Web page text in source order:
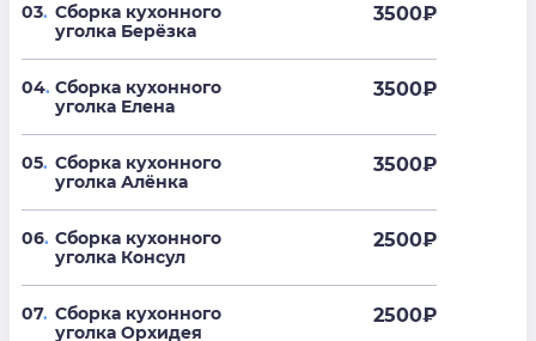
03. Сборка кухонного
уголка Берёзка
3500₽
04. Сборка кухонного
уголка Елена
3500₽
05. Сборка кухонного
уголка Алёнка
3500₽
06. Сборка кухонного
уголка Консул
2500₽
07. Сборка кухонного
уголка Орхидея
2500₽